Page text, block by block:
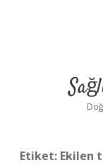
Etiket: Ekilen